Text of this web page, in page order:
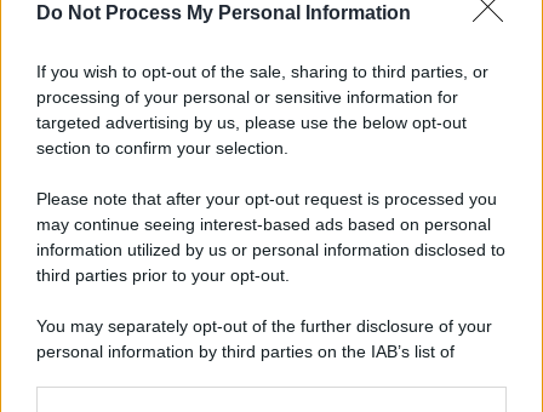
Do Not Process My Personal Information
If you wish to opt-out of the sale, sharing to third parties, or
processing of your personal or sensitive information for
targeted advertising by us, please use the below opt-out
section to confirm your selection.
Please note that after your opt-out request is processed you
may continue seeing interest-based ads based on personal
information utilized by us or personal information disclosed to
third parties prior to your opt-out.
You may separately opt-out of the further disclosure of your
personal information by third parties on the IAB’s list of
APPENA PUBBLICATI
Perché alcune maglie in cotone sono morbide e altre